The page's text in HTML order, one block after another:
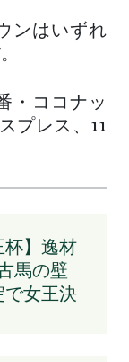
ンはいずれ
・ココナッ
プレス、11
杯】逸材
馬の壁
女王決